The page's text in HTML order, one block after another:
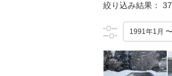
絞り込み結果： 37